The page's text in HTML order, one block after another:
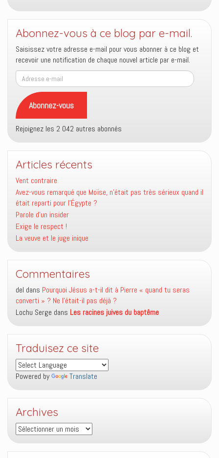
Abonnez-vous à ce blog par e-mail.
Saisissez votre adresse e-mail pour vous abonner à ce blog et
recevoir une notification de chaque nouvel article par e-mail.
Adresse
e-
mail
Abonnez-vous
Rejoignez les 2 042 autres abonnés
Articles récents
Vent contraire
Avez-vous remarqué que Moïse, n’était pas très sérieux quand il
était reparti pour l’Égypte ?
Parole d’un insider
Exige le respect !
La veuve et le juge inique
Commentaires
del dans Pourquoi Jésus a-t-il dit à Pierre « quand tu seras
converti » ? Ne l’était-il pas déjà ?
Lochu Serge dans Les racines juives du baptême
Traduisez ce site
Powered by Translate
Archives
Archives